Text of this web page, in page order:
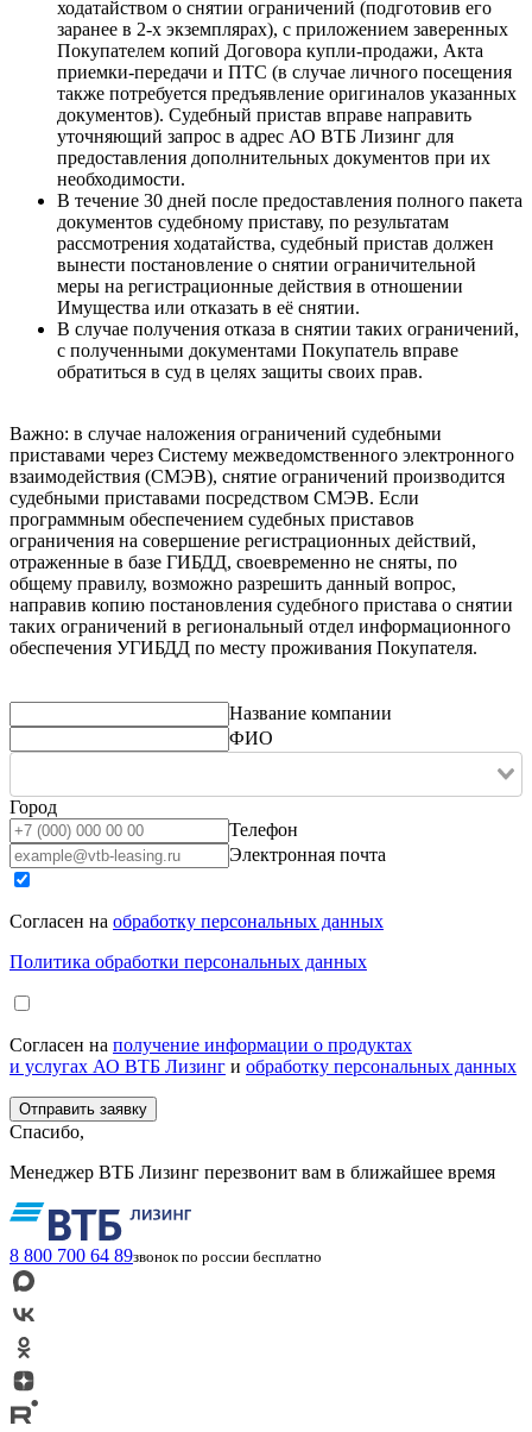
ходатайством о снятии ограничений (подготовив его
заранее в 2-х экземплярах), с приложением заверенных
Покупателем копий Договора купли-продажи, Акта
приемки-передачи и ПТС (в случае личного посещения
также потребуется предъявление оригиналов указанных
документов). Судебный пристав вправе направить
уточняющий запрос в адрес АО ВТБ Лизинг для
предоставления дополнительных документов при их
необходимости.
В течение 30 дней после предоставления полного пакета
документов судебному приставу, по результатам
рассмотрения ходатайства, судебный пристав должен
вынести постановление о снятии ограничительной
меры на регистрационные действия в отношении
Имущества или отказать в её снятии.
В случае получения отказа в снятии таких ограничений,
с полученными документами Покупатель вправе
обратиться в суд в целях защиты своих прав.
Важно: в случае наложения ограничений судебными
приставами через Систему межведомственного электронного
взаимодействия (СМЭВ), снятие ограничений производится
судебными приставами посредством СМЭВ. Если
программным обеспечением судебных приставов
ограничения на совершение регистрационных действий,
отраженные в базе ГИБДД, своевременно не сняты, по
общему правилу, возможно разрешить данный вопрос,
направив копию постановления судебного пристава о снятии
таких ограничений в региональный отдел информационного
обеспечения УГИБДД по месту проживания Покупателя.
Название компании
ФИО
Город
Телефон
Электронная почта
Согласен на обработку персональных данных
Политика обработки персональных данных
Согласен на получение информации о продуктах
и услугах АО ВТБ Лизинг и обработку персональных данных
Спасибо,
Менеджер ВТБ Лизинг перезвонит вам в ближайшее время
8 800 700 64 89звонок по россии бесплатно